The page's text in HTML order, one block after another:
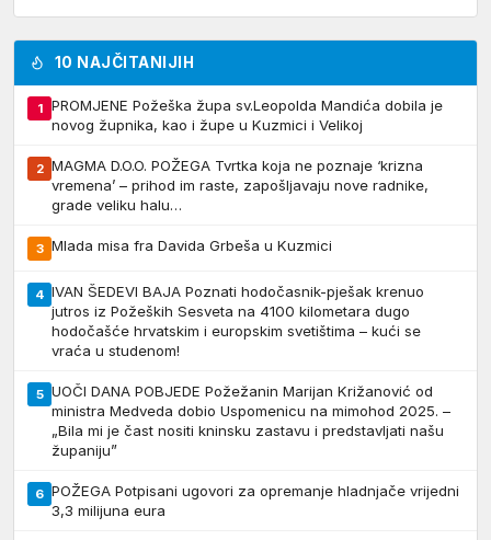
10 NAJČITANIJIH
1
PROMJENE Požeška župa sv.Leopolda Mandića dobila je
novog župnika, kao i župe u Kuzmici i Velikoj
2 MAGMA D.O.O. POŽEGA Tvrtka koja ne poznaje ‘krizna
vremena’ – prihod im raste, zapošljavaju nove radnike,
grade veliku halu…
3 Mlada misa fra Davida Grbeša u Kuzmici
4 IVAN ŠEDEVI BAJA Poznati hodočasnik-pješak krenuo
jutros iz Požeških Sesveta na 4100 kilometara dugo
hodočašće hrvatskim i europskim svetištima – kući se
vraća u studenom!
5 UOČI DANA POBJEDE Požežanin Marijan Križanović od
ministra Medveda dobio Uspomenicu na mimohod 2025. –
„Bila mi je čast nositi kninsku zastavu i predstavljati našu
županiju”
6 POŽEGA Potpisani ugovori za opremanje hladnjače vrijedni
3,3 milijuna eura